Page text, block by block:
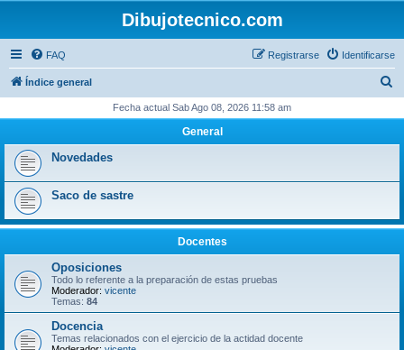
Dibujotecnico.com
FAQ Identificarse
Registrarse
Índice general
c
Fecha actual Sab Ago 08, 2026 11:58 am
General
Novedades
Saco de sastre
Docentes
Oposiciones
Todo lo referente a la preparación de estas pruebas
Moderador: vicente
Temas: 84
Docencia
Temas relacionados con el ejercicio de la actidad docente